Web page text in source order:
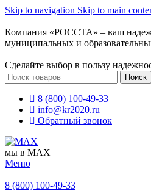
Skip to navigation Skip to main
Компания «РОССТА» – ваш
муниципальных и
Сделайте выбор в пользу
Поиск
8 (800) 100-49-33
info@kr2020.ru
Обратный звонок
мы в MAX
Меню
8 (800) 100-49-33